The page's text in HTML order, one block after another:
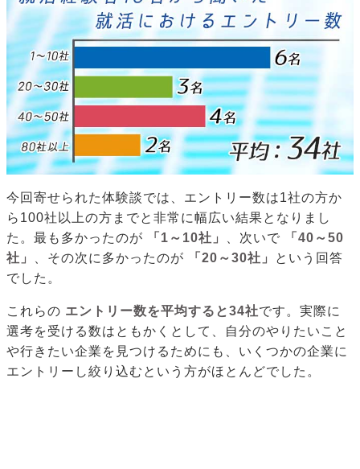
今回寄せられた体験談では、エントリー数は1社の方か
ら100社以上の方までと非常に幅広い結果となりまし
た。最も多かったのが
「1～10社」 、次いで
「40～50
社」
、その次に多かったのが 「20～30社」
という回答
でした。
これらの エントリー数を平均すると34社です。実際に
選考を受ける数はともかくとして、自分のやりたいこと
や行きたい企業を見つけるためにも、いくつかの企業に
エントリーし絞り込むという方がほとんどでした。